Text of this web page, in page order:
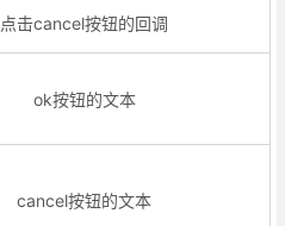
点击cancel按钮的回调
ok按钮的文本
cancel按钮的文本